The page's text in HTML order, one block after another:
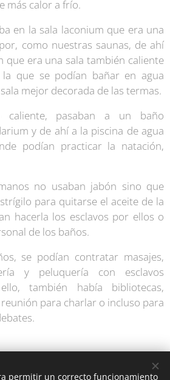
más calor a frío.
en la sala laconium que era una
como nuestras saunas, de ahí
que era una sala también caliente
que se podían bañar en agua
mejor decorada de las termas.
caliente, pasaban a un baño
y de ahí a la piscina de agua
podían practicar la natación,
no usaban jabón sino que
para quitarse el aceite de la
hacerla los esclavos por ellos o
de los baños.
se podían contratar masajes,
y peluquería con esclavos
también había bibliotecas,
para charlar o incluso para
permitir un correcto funcionamiento